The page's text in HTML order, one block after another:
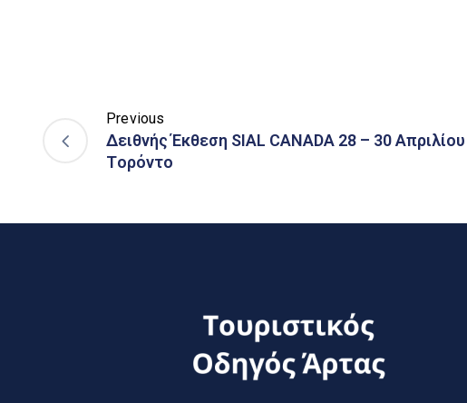
Previous
Δειθνής Έκθεση SIAL CANADA 28 – 30
Tορόντο